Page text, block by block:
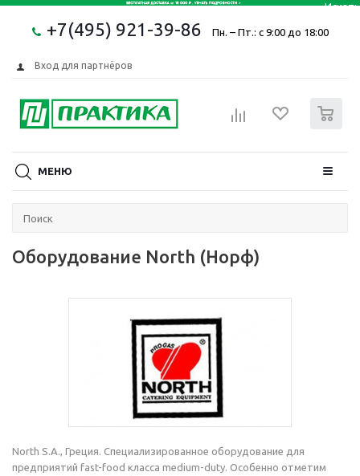
+7(495) 921-39-86 Пн. – Пт.: с 9:00 до 18:00
Вход для партнёров
МЕНЮ
Оборудование North (Норф)
North S.A., Греция. Специализированное оборудование для
предприятий fast-food класса medium-duty. Особенно отметим